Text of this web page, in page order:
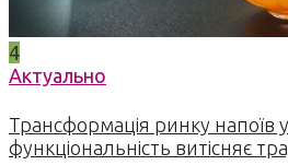
4
Актуально
Трансформація ринку напоїв
функціональність витісняє